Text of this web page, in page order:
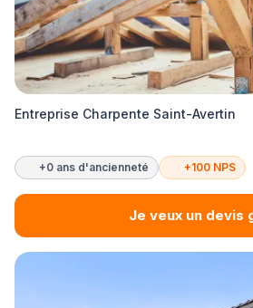
Entreprise Charpente Saint-Avertin
+0 ans d'ancienneté +100 NPS
Je veux un devis